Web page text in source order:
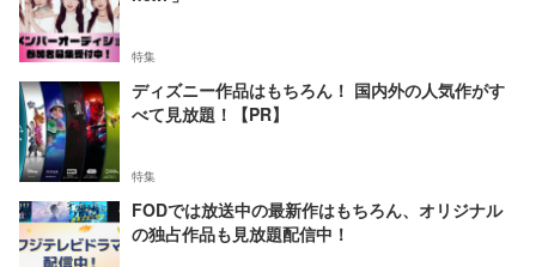
特集
ディズニー作品はもちろん！ 国内外の人気作がす
べて見放題！【PR】
特集
FODでは放送中の最新作はもちろん、オリジナル
の独占作品も見放題配信中！